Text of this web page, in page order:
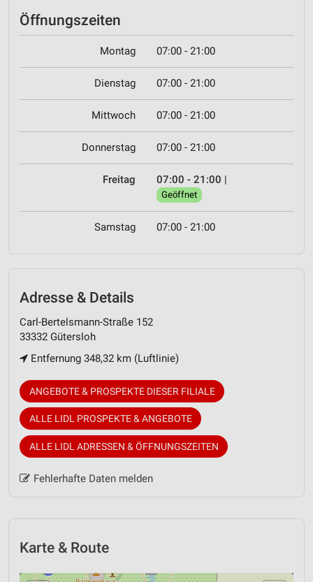
Öffnungszeiten
Montag 07:00 - 21:00
Dienstag 07:00 - 21:00
Mittwoch 07:00 - 21:00
Donnerstag 07:00 - 21:00
Freitag 07:00 - 21:00 |
Geöffnet
Samstag 07:00 - 21:00
Adresse & Details
Carl-Bertelsmann-Straße 152
33332 Gütersloh
Entfernung 348,32 km (Luftlinie)
ANGEBOTE & PROSPEKTE DIESER FILIALE
ALLE LIDL PROSPEKTE & ANGEBOTE
ALLE LIDL ADRESSEN & ÖFFNUNGSZEITEN
Fehlerhafte Daten melden
Karte & Route